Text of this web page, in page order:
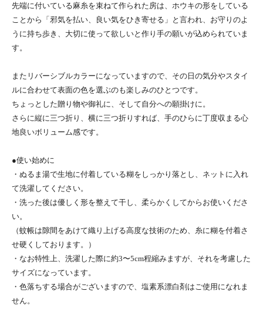
先端に付いている麻糸を束ねて作られた房は、ホウキの形をしている
ことから「邪気を払い、良い気をひき寄せる」と言われ、お守りのよ
うに持ち歩き、大切に使って欲しいと作り手の願いが込められていま
す。
またリバーシブルカラーになっていますので、その日の気分やスタイ
ルに合わせて表面の色を選ぶのも楽しみのひとつです。
ちょっとした贈り物や御礼に、そして自分への願掛けに。
さらに縦に三つ折り、横に三つ折りすれば、手のひらに丁度収まる心
地良いボリューム感です。
●使い始めに
・ぬるま湯で生地に付着している糊をしっかり落とし、ネットに入れ
て洗濯してください。
・洗った後は優しく形を整えて干し、柔らかくしてからお使いくださ
い。
（蚊帳は隙間をあけて織り上げる高度な技術のため、糸に糊を付着さ
せ硬くしております。）
・なお特性上、洗濯した際に約3〜5cm程縮みますが、それを考慮した
サイズになっています。
・色落ちする場合がございますので、塩素系漂白剤はご使用になれま
せん。